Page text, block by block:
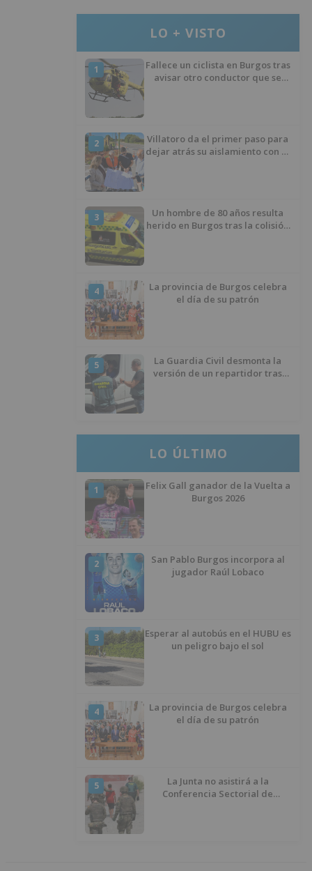
LO + VISTO
1
Fallece un ciclista en Burgos tras
avisar otro conductor que se
2
Villatoro da el primer paso para
dejar atrás su aislamiento con el
3
Un hombre de 80 años resulta
herido en Burgos tras la colisión
4
La provincia de Burgos celebra
el día de su patrón
5
La Guardia Civil desmonta la
versión de un repartidor tras
LO ÚLTIMO
1
Felix Gall ganador de la Vuelta a
Burgos 2026
2
San Pablo Burgos incorpora al
jugador Raúl Lobaco
3
Esperar al autobús en el HUBU es
un peligro bajo el sol
4
La provincia de Burgos celebra
el día de su patrón
5
La Junta no asistirá a la
Conferencia Sectorial de